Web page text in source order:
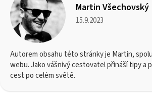
Martin Všechovský
15.9.2023
Autorem obsahu této stránky je Martin,
webu. Jako vášnivý cestovatel přináší tipy a
cest po celém světě.